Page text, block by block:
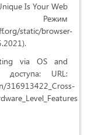
Is Your Web
Режим
static/browser-
via OS and
доступа: URL:
316913422_Cross-